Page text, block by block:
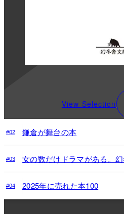
View Selection
#02 鎌倉が舞台の本
#03 女の数だけドラマがある。
#04 2025年に売れた本100